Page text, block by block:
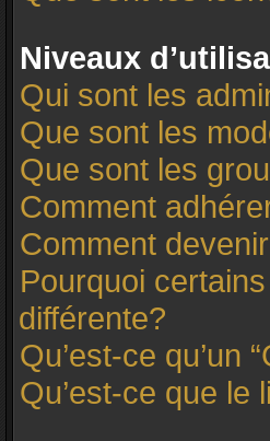
Niveaux
Qui sont les
Que sont les
Que sont les
Comment
Comment
Pourquoi
différente?
Qu’est-ce qu’un
Qu’est-ce que le